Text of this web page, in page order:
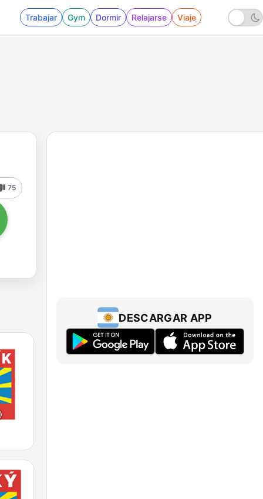
Trabajar Gym Dormir Relajarse Viaje
75
DESCARGAR APP